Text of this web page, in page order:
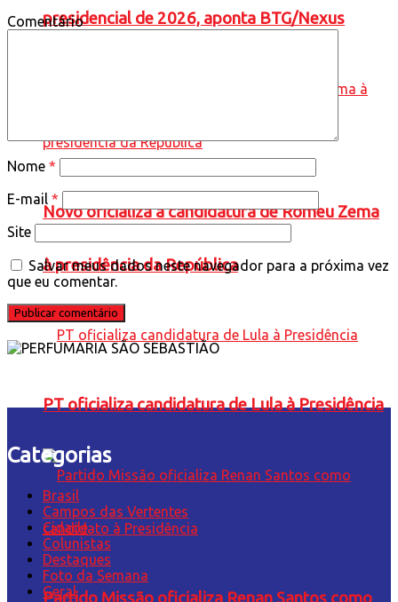
presidencial de 2026, aponta BTG/Nexus
Novo oficializa a candidatura de Romeu Zema
à presidência da República
PT oficializa candidatura de Lula à Presidência
Partido Missão oficializa Renan Santos como
Comentário
Nome *
E-mail *
Site
Salvar meus dados neste navegador para a próxima vez
que eu comentar.
Categorias
Brasil
Campos das Vertentes
Cidade
Colunistas
Destaques
Foto da Semana
Geral